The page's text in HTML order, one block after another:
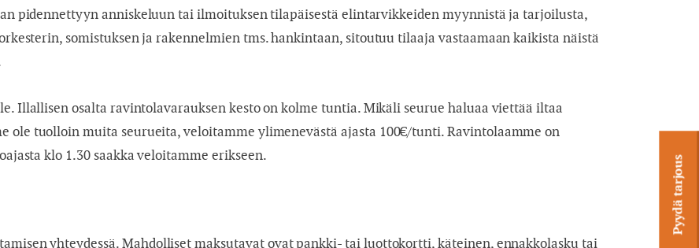
pidennettyyn anniskeluun tai ilmoituksen tilapäisestä elintarvikkeiden myynnistä ja tarjoilusta,
somistuksen ja rakennelmien tms. hankintaan, sitoutuu tilaaja vastaamaan kaikista näistä
Illallisen osalta ravintolavarauksen kesto on kolme tuntia. Mikäli seurue haluaa viettää iltaa
ole tuolloin muita seurueita, veloitamme ylimenevästä ajasta 100€/tunti. Ravintolaamme on
klo 1.30 saakka veloitamme erikseen.
yhteydessä. Mahdolliset maksutavat ovat pankki- tai luottokortti, käteinen, ennakkolasku tai
Pyydä tarjous